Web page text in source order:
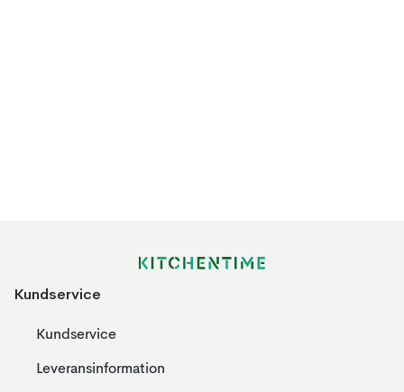
Kundservice
Kundservice
Leveransinformation